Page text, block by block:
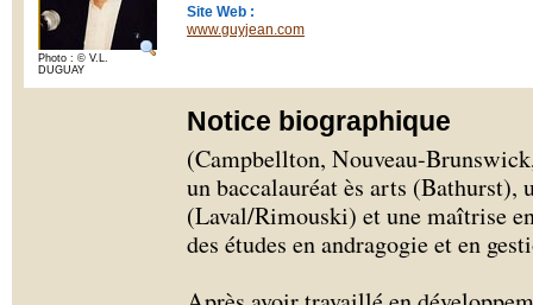
Photo : © V.L.
DUGUAY
Site Web :
www.guyjean.com
Notice biographique
(Campbellton, Nouveau-
un baccalauréat ès arts (Bathurst),
(Laval/Rimouski) et une maîtrise
des études en andragogie et en